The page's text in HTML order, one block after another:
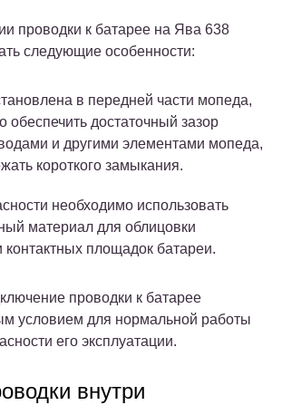
проводки к батарее на Ява 638
следующие особенности:
в передней части мопеда,
обеспечить достаточный зазор
и другими элементами мопеда,
короткого замыкания.
необходимо использовать
материал для облицовки
контактных площадок батареи.
проводки к батарее
условием для нормальной работы
его эксплуатации.
внутри